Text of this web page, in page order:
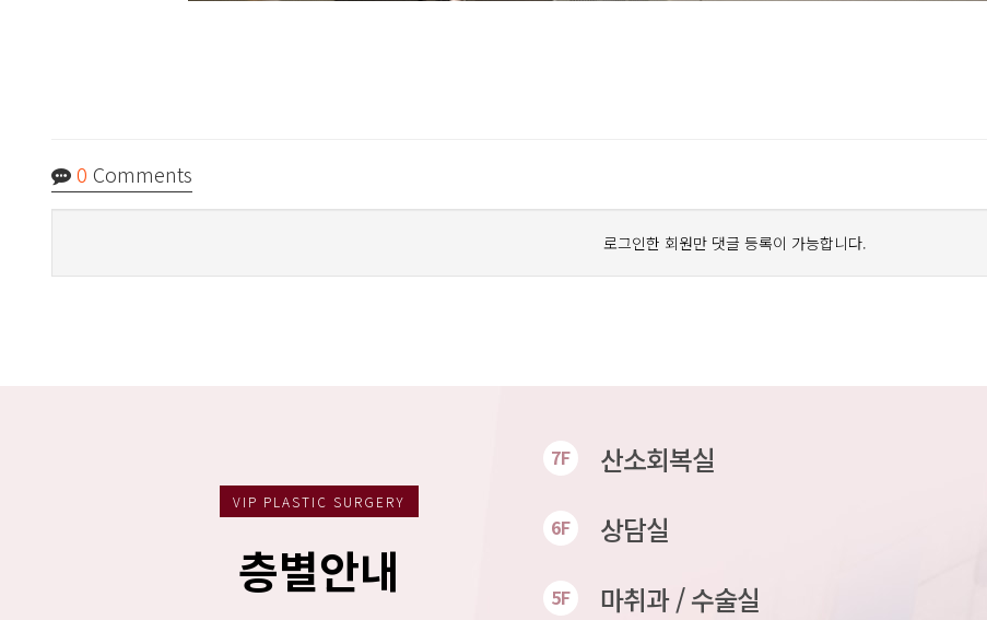
0 Comments
로그인한 회원만 댓글 등록이 가능합니다.
VIP PLASTIC SURGERY
층별안내
7F 산소회복실
6F 상담실
5F 마취과 / 수술실